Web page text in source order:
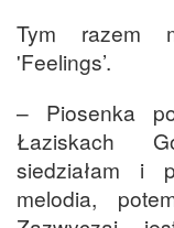
Tym razem
'Feelings’.
– Piosenka
Łaziskach
siedziałam i
melodia,